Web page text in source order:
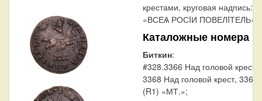
крестами, круговая надпись:
«ВСЕѦ РОСIИ ПОВЕЛIТЕЛЬ».
Каталожные номера
Биткин:
#328.3366 Над головой
3368 Над головой крест, 3369
(R1) «МТ.»;